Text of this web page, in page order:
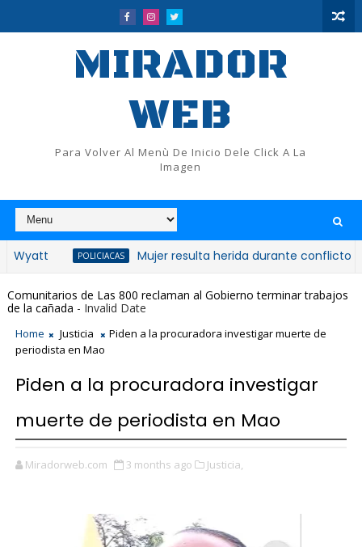
MIRADOR
WEB
Para Volver Al Menù De Inicio Dele Click A La
Imagen
POLICIACAS Mujer resulta herida durante conflicto en
Comunitarios de Las 800 reclaman al Gobierno terminar trabajos
de la cañada - Invalid Date
Home Justicia
Piden a la procuradora investigar muerte de
periodista en Mao
Piden a la procuradora investigar
muerte de periodista en Mao
Miradorweb.com 3 months ago Justicia,